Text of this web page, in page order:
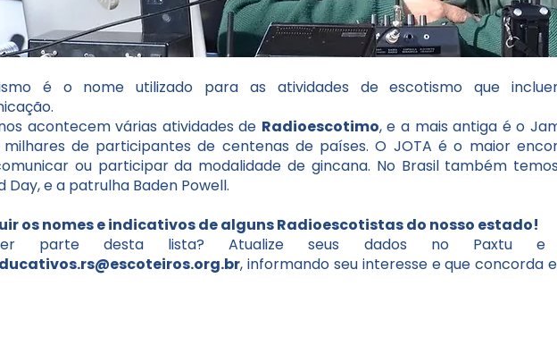
é o nome utilizado para as atividades de escotismo que
acontecem várias atividades de Radioescotimo, e a mais antiga é o
milhares de participantes de centenas de países. O JOTA é o maior
ou participar da modalidade de gincana. No Brasil também
Day, e a patrulha Baden Powell.
os nomes e indicativos de alguns Radioescotistas do nosso estado!
parte desta lista? Atualize seus dados no Paxtu
, informando seu interesse e que concorda